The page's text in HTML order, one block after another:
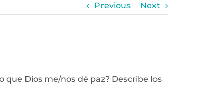
Previous Next
Dios me/nos dé paz? Describe los